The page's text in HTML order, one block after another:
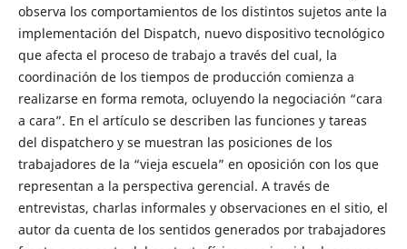
observa los comportamientos de los distintos sujetos ante la
implementación del Dispatch, nuevo dispositivo tecnológico
que afecta el proceso de trabajo a través del cual, la
coordinación de los tiempos de producción comienza a
realizarse en forma remota, ocluyendo la negociación “cara
a cara”. En el artículo se describen las funciones y tareas
del dispatchero y se muestran las posiciones de los
trabajadores de la “vieja escuela” en oposición con los que
representan a la perspectiva gerencial. A través de
entrevistas, charlas informales y observaciones en el sitio, el
autor da cuenta de los sentidos generados por trabajadores